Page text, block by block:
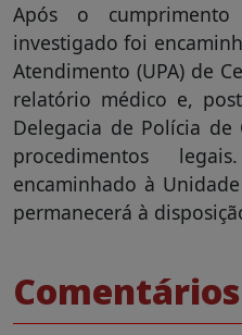
Após o
investigado foi
Atendimento (UPA) de
relatório médico e,
Delegacia de Polícia
procedimentos
encaminhado à
permanecerá à
Comentários